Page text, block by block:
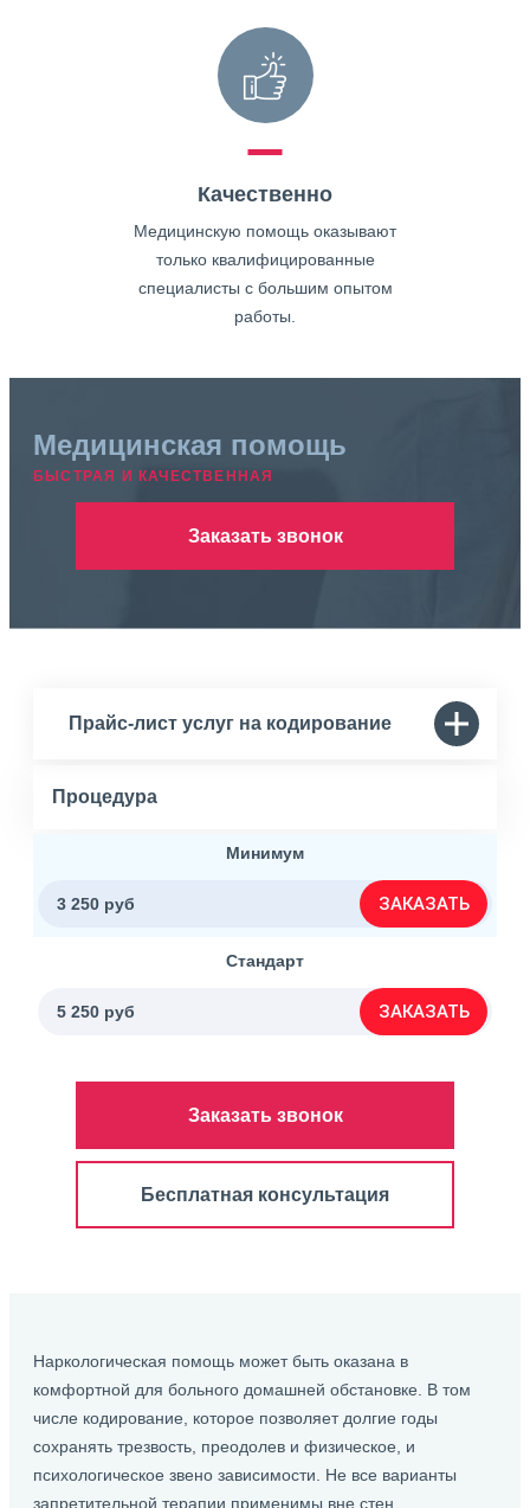
Качественно
Медицинскую помощь оказывают
только квалифицированные
специалисты с большим опытом
работы.
Медицинская помощь
БЫСТРАЯ И КАЧЕСТВЕННАЯ
Заказать звонок
Прайс-лист услуг на кодирование
Процедура
Минимум
3 250 руб ЗАКАЗАТЬ
Стандарт
5 250 руб ЗАКАЗАТЬ
Заказать звонок
Бесплатная консультация
Наркологическая помощь может быть оказана в
комфортной для больного домашней обстановке. В том
числе кодирование, которое позволяет долгие годы
сохранять трезвость, преодолев и физическое, и
психологическое звено зависимости. Не все варианты
запретительной терапии применимы вне стен